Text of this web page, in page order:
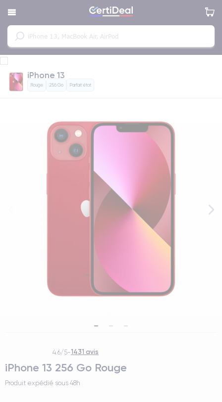
iPhone 13
Rouge 256 Go Parfait état
4.6/5-1431 avis
iPhone 13 256 Go Rouge
Produit expédié sous 48h